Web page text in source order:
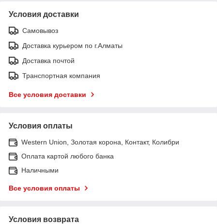
Условия доставки
Самовывоз
Доставка курьером по г.Алматы
Доставка почтой
Транспортная компания
Все условия доставки
Условия оплаты
Western Union, Золотая корона, Контакт, Колибри
Оплата картой любого банка
Наличными
Все условия оплаты
Условия возврата